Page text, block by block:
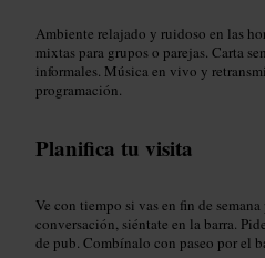
Ambiente relajado y ruidoso en las
mixtas para grupos o parejas. Carta
informales. Música en vivo y
programación.
Planifica tu visita
Ve con tiempo si vas en fin de
conversación, siéntate en la barra.
de pub. Combínalo con paseo por el